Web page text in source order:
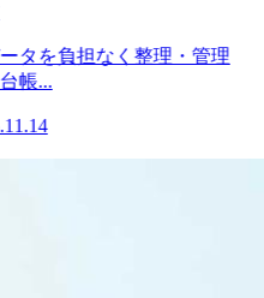
タを負担なく整理・管理
帳...